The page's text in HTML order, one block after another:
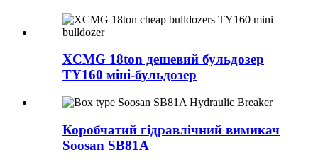
XCMG 18ton дешевий бульдозер
TY160 міні-бульдозер
Коробчатий гідравлічний вимикач
Soosan SB81A